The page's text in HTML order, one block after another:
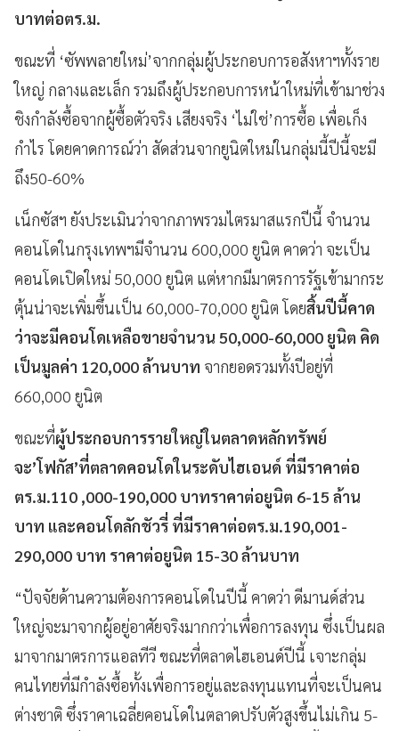
บาทต่อตร.ม.
ขณะที่ ‘ซัพพลายใหม่’จากกลุ่มผู้ประกอบการอสังหาฯทั้งราย
ใหญ่ กลางและเล็ก รวมถึงผู้ประกอบการหน้าใหม่ที่เข้ามาช่วง
ชิงกำลังซื้อจากผู้ซื้อตัวจริง เสียงจริง ‘ไม่ใช่’การซื้อ เพื่อเก็ง
กำไร โดยคาดการณ์ว่า สัดส่วนจากยูนิตใหม่ในกลุ่มนี้ปีนี้จะมี
ถึง50-60%
เน็กซัสฯ ยังประเมินว่าจากภาพรวมไตรมาสแรกปีนี้ จำนวน
คอนโดในกรุงเทพฯมีจำนวน 600,000 ยูนิต คาดว่า จะเป็น
คอนโดเปิดใหม่ 50,000 ยูนิต แต่หากมีมาตรการรัฐเข้ามากระ
ตุ้นน่าจะเพิ่มขึ้นเป็น 60,000-70,000 ยูนิต โดยสิ้นปีนี้คาด
ว่าจะมีคอนโดเหลือขายจำนวน 50,000-60,000 ยูนิต คิด
เป็นมูลค่า 120,000ล้านบาท จากยอดรวมทั้งปีอยู่ที่
660,000 ยูนิต
ขณะที่ผู้ประกอบการรายใหญ่ในตลาดหลักทรัพย์
จะ’โฟกัส’ที่ตลาดคอนโดในระดับไฮเอนด์ ที่มีราคาต่อ
ตร.ม.110 ,000-190,000 บาทราคาต่อยูนิต 6-15 ล้าน
บาท และคอนโดลักชัวรี่ ที่มีราคาต่อตร.ม.190,001-
290,000 บาท ราคาต่อยูนิต 15-30ล้านบาท
“ปัจจัยด้านความต้องการคอนโดในปีนี้ คาดว่า ดีมานด์ส่วน
ใหญ่จะมาจากผู้อยู่อาศัยจริงมากกว่าเพื่อการลงทุน ซึ่งเป็นผล
มาจากมาตรการแอลทีวี ขณะที่ตลาดไฮเอนด์ปีนี้ เจาะกลุ่ม
คนไทยที่มีกำลังซื้อทั้งเพื่อการอยู่และลงทุนแทนที่จะเป็นคน
ต่างชาติ ซึ่งราคาเฉลี่ยคอนโดในตลาดปรับตัวสูงขึ้นไม่เกิน 5-